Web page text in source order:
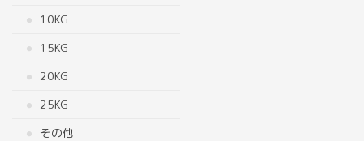
10KG
15KG
20KG
25KG
その他